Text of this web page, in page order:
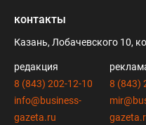
контакты
Казань, Лобачевского 10,
редакция
8 (843) 202-12-10
info@business-
gazeta.ru
8 (843)